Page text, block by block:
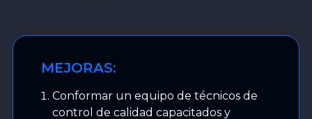
MEJORAS:
Conformar un equipo de técnicos de
control de calidad capacitados y